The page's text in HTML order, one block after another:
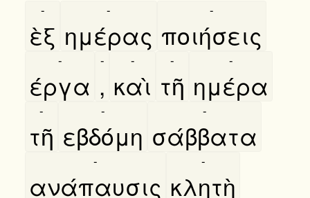
ὲξ
-
ημέρας
-
ποιήσεις
-
έργα
-
,
-
καὶ
-
τῆ
-
ημέρα
-
τῆ
-
εβδόμη
-
σάββατα
-
ανάπαυσις
-
κλητὴ
-